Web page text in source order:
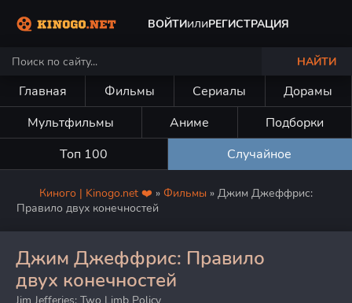
ВОЙТИилиРЕГИСТРАЦИЯ
НАЙТИ
Главная Фильмы Сериалы
Дорамы
Мультфильмы
Аниме
Подборки
Топ 100
Случайное
Киного | Kinogo.net ❤️ » Фильмы » Джим Джеффрис:
Правило двух конечностей
Джим Джеффрис: Правило
двух конечностей